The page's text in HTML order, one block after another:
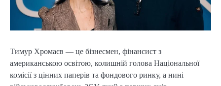
Тимур Хромаєв — це бізнесмен, фінансист з
американською освітою, колишній голова Національної
комісії з цінних паперів та фондового ринку, а нині